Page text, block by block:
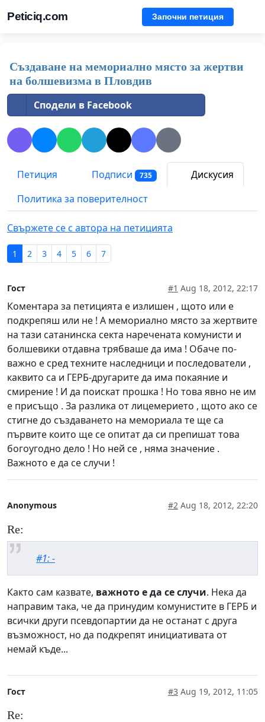
Peticiq.com Започни петиция
Създаване на мемориално място за жертви
на болшевизма в Пловдив
Сподели в Facebook
Петиция Подписи 735
Дискусия
Политика за поверителност
Свържете се с автора на петицията
1 2 3 4 5 6 7
Гост #1 Aug 18, 2012, 22:17
Коментара за петицията е излишен , щото или е
подкрепяш или не ! А мемориално място за жертвите
на тази сатанинска секта наречената комунисти и
болшевики отдавна трябваше да има ! Обаче по-
важно е сред техните наследници и последователи ,
каквито са и ГЕРБ-другарите да има покаяние и
смирение ! И да поискат прошка ! Но това явно не им
е присъщо . За разлика от лицемерието , щото ако се
стигне до създаването на мемориала те ще са
първите които ще се опитат да си препишат това
богоугодно дело ! Но ней се , няма значение .
Важното е да се случи !
Anonymous #2 Aug 18, 2012, 22:20
Re:
#1: -
Както сам казвате, важното е да се случи. Нека да
направим така, че да принудим комунистите в ГЕРБ и
всички други псевдопартии да не останат с друга
възможност, но да подкрепят инициативата от
немай къде...
Гост #3 Aug 19, 2012, 11:05
Re: